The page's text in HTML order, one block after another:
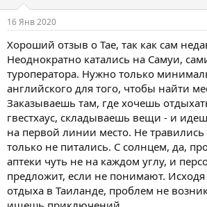
16 Янв 2020
Хороший отзыв о Тае, так как сам
Неоднократно катались на Самуи,
туроператора. Нужно только
английского для того, чтобы найти
Заказываешь там, где хочешь
гвестхаус, складываешь вещи - и
на первой линии место. Не травились
только не питались. С солнцем, да,
аптеки чуть не на каждом углу, и
предложит, если не понимают.
отдыха в Таиланде, проблем не